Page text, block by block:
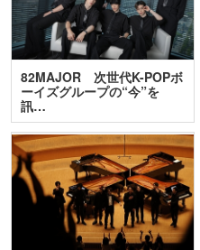
82MAJOR 次世代K-POPボ
ーイズグループの“今”を
訊…